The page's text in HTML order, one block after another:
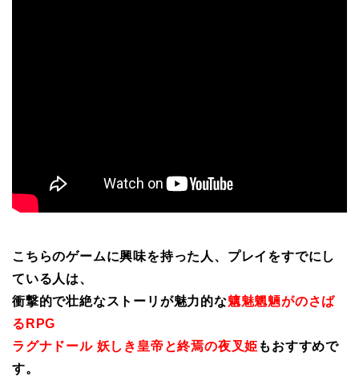
こちらのゲームに興味を持った人、プレイをすでにし
ている人は、
衝撃的で壮絶なストーリが魅力的な魑魅魍魎がのさば
るRPG
ラグナドール 妖しき皇帝と終焉の夜叉姫 もおすすめで
す。